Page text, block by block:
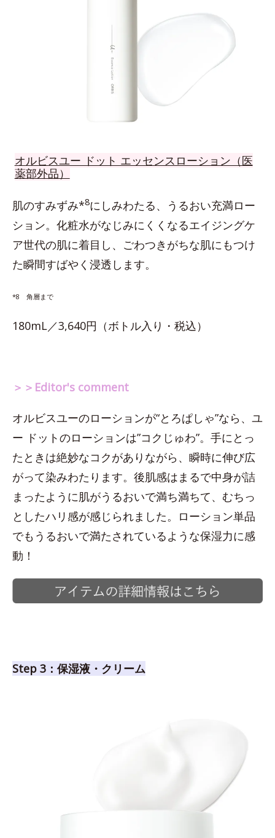
オルビスユー ドット エッセンスローション（医
薬部外品）
肌のすみずみ*8にしみわたる、うるおい充満ロー
ション。化粧水がなじみにくくなるエイジングケ
ア世代の肌に着目し、ごわつきがちな肌にもつけ
た瞬間すばやく浸透します。
*8 角層まで
180mL／3,640円（ボトル入り・税込）
＞＞Editor's comment
オルビスユーのローションが“とろぱしゃ”なら、ユ
ー ドットのローションは”コクじゅわ”。手にとっ
たときは絶妙なコクがありながら、瞬時に伸び広
がって染みわたります。後肌感はまるで中身が詰
まったように肌がうるおいで満ち満ちて、むちっ
としたハリ感が感じられました。ローション単品
でもうるおいで満たされているような保湿力に感
動！
Step 3：保湿液・クリーム